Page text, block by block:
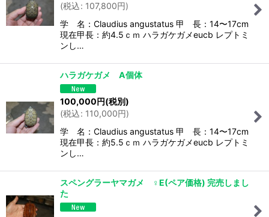
(税込: 107,800円)
学 名：Claudius angustatus 甲 長：14〜17cm
現在甲長：約4.5ｃｍ ハラガケガメeucb レプトミ
ンし…
ハラガケガメ A個体
100,000円(税別)
(税込: 110,000円)
学 名：Claudius angustatus 甲 長：14〜17cm
現在甲長：約5.5ｃｍ ハラガケガメeucb レプトミ
ンし…
スペングラーヤマガメ ♀E(ペア価格) 完売しまし
た